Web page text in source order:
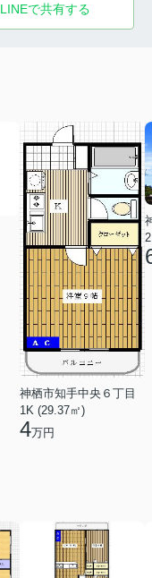
LINEで共有する
神栖市知手中央６丁目
1K (29.37㎡)
4万円